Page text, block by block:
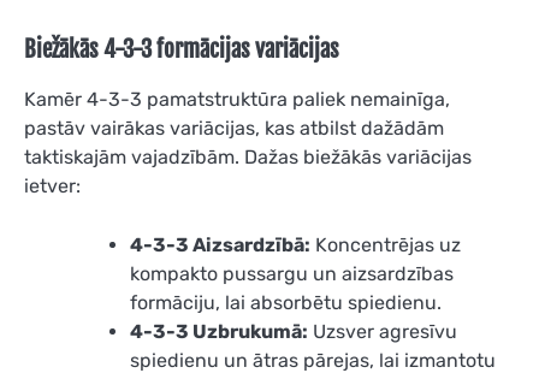
Biežākās 4-3-3 formācijas variācijas
Kamēr 4-3-3 pamatstruktūra paliek nemainīga,
pastāv vairākas variācijas, kas atbilst dažādām
taktiskajām vajadzībām. Dažas biežākās variācijas
ietver:
4-3-3 Aizsardzībā: Koncentrējas uz
kompakto pussargu un aizsardzības
formāciju, lai absorbētu spiedienu.
4-3-3 Uzbrukumā: Uzsver agresīvu
spiedienu un ātras pārejas, lai izmantotu